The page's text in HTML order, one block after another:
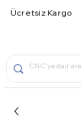
Ücretsiz Kargo